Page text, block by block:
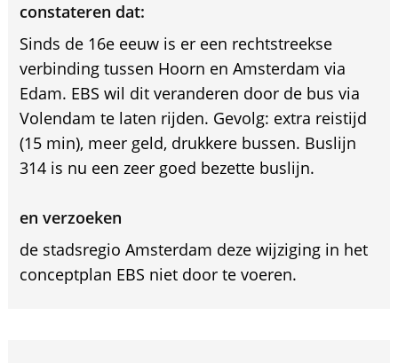
constateren dat:
Sinds de 16e eeuw is er een rechtstreekse
verbinding tussen Hoorn en Amsterdam via
Edam. EBS wil dit veranderen door de bus via
Volendam te laten rijden. Gevolg: extra reistijd
(15 min), meer geld, drukkere bussen. Buslijn
314 is nu een zeer goed bezette buslijn.
en verzoeken
de stadsregio Amsterdam deze wijziging in het
conceptplan EBS niet door te voeren.